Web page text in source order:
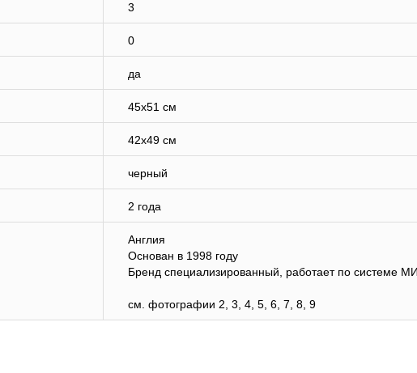
3
0
да
45х51 см
42х49 см
черный
2 года
Англия
Основан в 1998 году
Бренд специализированный, работает по системе
cм. фотографии 2, 3, 4, 5, 6, 7, 8, 9